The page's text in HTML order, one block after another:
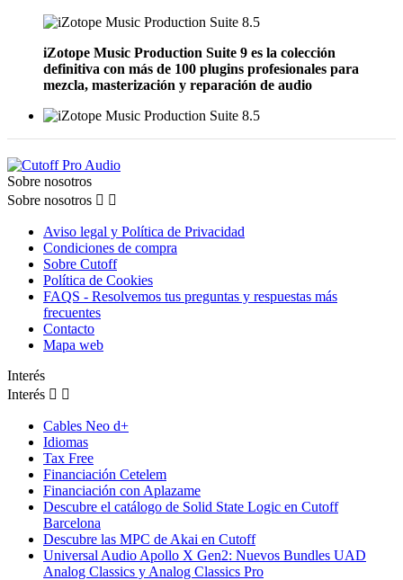
iZotope Music Production Suite 9 es la colección
definitiva con más de 100 plugins profesionales para
mezcla, masterización y reparación de audio
Sobre nosotros
Sobre nosotros  
Aviso legal y Política de Privacidad
Condiciones de compra
Sobre Cutoff
Política de Cookies
FAQS - Resolvemos tus preguntas y respuestas más
frecuentes
Contacto
Mapa web
Interés
Interés  
Cables Neo d+
Idiomas
Tax Free
Financiación Cetelem
Financiación con Aplazame
Descubre el catálogo de Solid State Logic en Cutoff
Barcelona
Descubre las MPC de Akai en Cutoff
Universal Audio Apollo X Gen2: Nuevos Bundles UAD
Analog Classics y Analog Classics Pro